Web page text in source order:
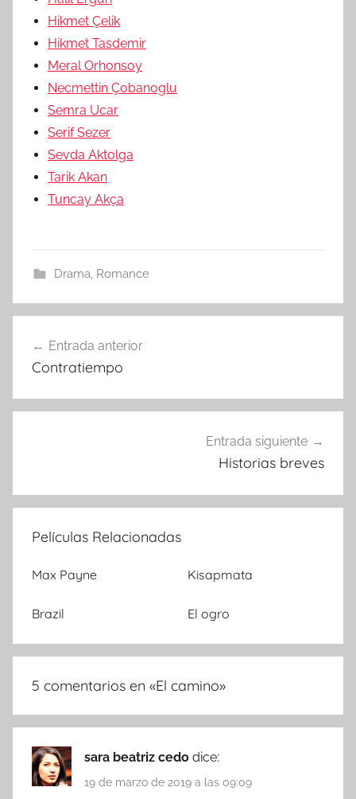
Hikmet Çelik
Hikmet Tasdemir
Meral Orhonsoy
Necmettin Çobanoglu
Semra Ucar
Serif Sezer
Sevda Aktolga
Tarik Akan
Tuncay Akça
Drama, Romance
Navegación
de
entradas
Entrada anterior
Contratiempo
Entrada siguiente
Historias breves
Películas Relacionadas
Max Payne Kisapmata
Brazil El ogro
5 comentarios en «El camino»
sara beatriz cedo dice:
19 de marzo de 2019 a las 09:09